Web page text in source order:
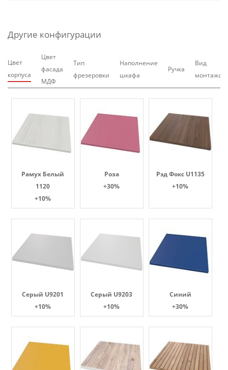
Другие конфигурации
Цвет
корпуса
Цвет
фасада
МДФ
Тип
фрезеровки
Наполнение
шкафа
Ручка
Вид
монтажа
Рамух Белый
1120
+10%
Роза
+30%
Рэд Фокс U1135
+10%
Серый U9201
+10%
Серый U9203
+10%
Синий
+30%